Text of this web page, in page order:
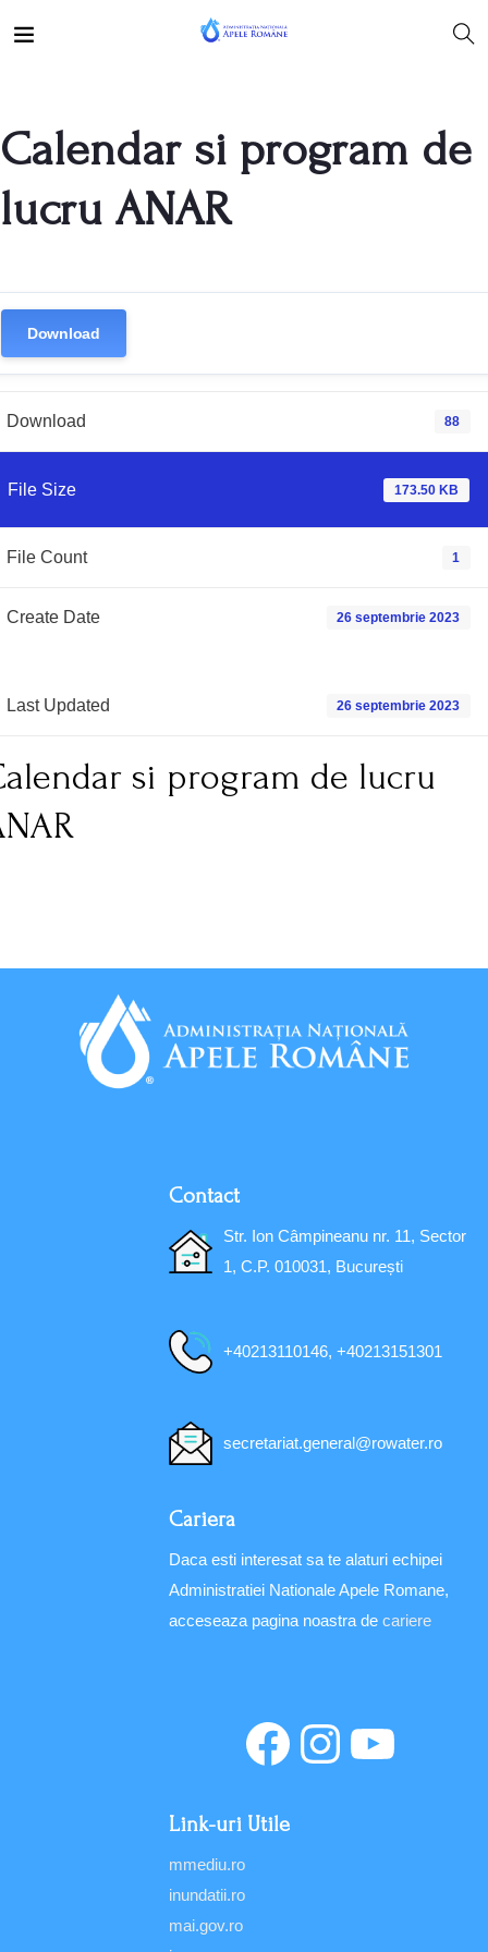
Calendar si program de
lucru ANAR
Download
Download 88
File Size 173.50 KB
File Count 1
Create Date 26 septembrie 2023
Last Updated 26 septembrie 2023
si program de lucru
Contact
Str. Ion Câmpineanu nr. 11, Sector
1, C.P. 010031, București
+40213110146, +40213151301
secretariat.general@rowater.ro
Cariera
Daca esti interesat sa te alaturi echipei
Administratiei Nationale Apele Romane,
acceseaza pagina noastra de cariere
Link-uri Utile
mmediu.ro
inundatii.ro
mai.gov.ro